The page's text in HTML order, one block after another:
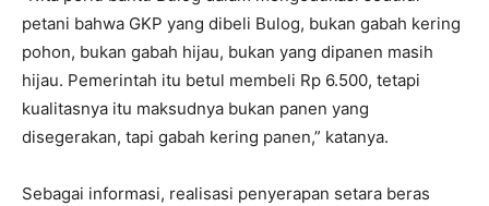
petani bahwa GKP yang dibeli Bulog, bukan gabah kering
pohon, bukan gabah hijau, bukan yang dipanen masih
hijau. Pemerintah itu betul membeli Rp 6.500, tetapi
kualitasnya itu maksudnya bukan panen yang
disegerakan, tapi gabah kering panen,” katanya.
Sebagai informasi, realisasi penyerapan setara beras